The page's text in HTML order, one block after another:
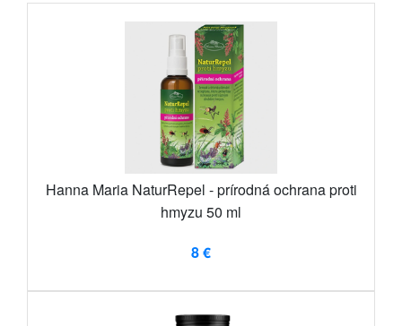
Hanna Maria NaturRepel - prírodná ochrana proti
hmyzu 50 ml
8 €